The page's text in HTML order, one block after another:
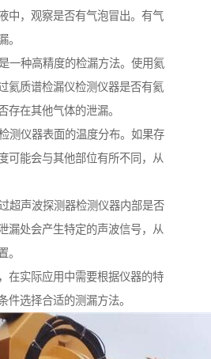
中，观察是否有气泡冒出。有气
。
一种高精度的检漏方法。使用氦
氦质谱检漏仪检测仪器是否有氦
存在其他气体的泄漏。
测仪器表面的温度分布。如果存
可能会与其他部位有所不同，从
超声波探测器检测仪器内部是否
漏处会产生特定的声波信号，从
。
在实际应用中需要根据仪器的特
件选择合适的测漏方法。